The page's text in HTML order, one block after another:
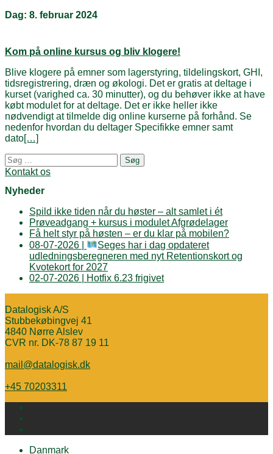
Dag: 8. februar 2024
Kom på online kursus og bliv klogere!
Blive klogere på emner som lagerstyring, tildelingskort, GHI,
tidsregistrering, dræn og økologi. Det er gratis at deltage i
kurset (varighed ca. 30 minutter), og du behøver ikke at have
købt modulet for at deltage. Det er ikke heller ikke
nødvendigt at tilmelde dig online kurserne på forhånd. Se
nedenfor hvordan du deltager Specifikke emner samt
dato[…]
Posts
navigation
Søg
efter:
Kontakt os
Nyheder
Spild ikke tiden når du høster – alt samlet i ét
Prøveadgang + kursus i modulet Afgrødelager
Få helt styr på høsten – er du klar på mobilen?
08-07-2026 |
Seges har i dag opdateret
udledningsberegneren med nyt Retentionskort og
Kvotekort for 2027
02-07-2026 | Hotfix 6.23 frigivet
Datalogisk A/S
Stubbekøbingvej 41
4840 Nørre Alslev
CVR nr. DK-78 87 19 11
mail@datalogisk.dk
+45 70203311
Danmark